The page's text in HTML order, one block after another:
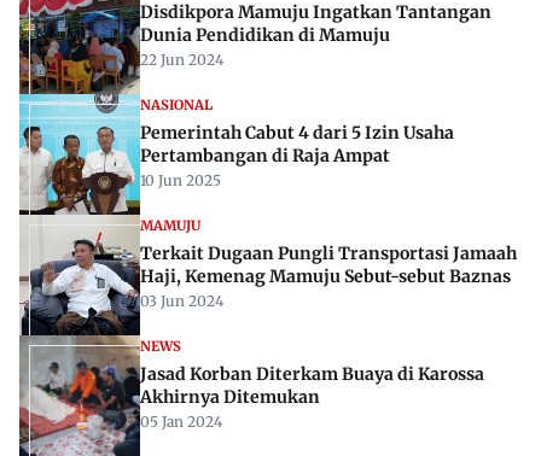
Disdikpora Mamuju Ingatkan Tantangan
Dunia Pendidikan di Mamuju
22 Jun 2024
NASIONAL
Pemerintah Cabut 4 dari 5 Izin Usaha
Pertambangan di Raja Ampat
10 Jun 2025
MAMUJU
Terkait Dugaan Pungli Transportasi Jamaah
Haji, Kemenag Mamuju Sebut-sebut Baznas
03 Jun 2024
NEWS
Jasad Korban Diterkam Buaya di Karossa
Akhirnya Ditemukan
05 Jan 2024